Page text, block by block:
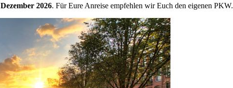
Dezember 2026. Für Eure Anreise empfehlen wir Euch den eigenen PKW.